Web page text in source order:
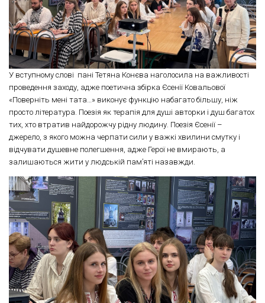
У вступному слові пані Тетяна Конєва наголосила на важливості
проведення заходу, адже поетична збірка Єсенії Ковальової
«Поверніть мені тата…» виконує функцію набагато більшу, ніж
просто література. Поезія як терапія для душі авторки і душ багатох
тих, хто втратив найдорожчу рідну людину. Поезія Єсенії –
джерело, з якого можна черпати сили у важкі хвилини смутку і
відчувати душевне полегшення, адже Герої не вмирають, а
залишаються жити у людській пам’яті назавжди.